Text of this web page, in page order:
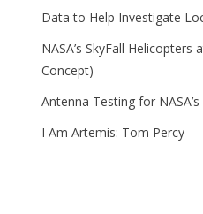
Data to Help Investigate
NASA’s SkyFall Helicopters
Concept)
Antenna Testing for
I Am Artemis: Tom Percy